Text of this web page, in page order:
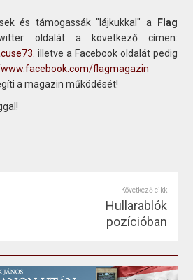
és támogassák "lájkukkal" a
Flag
oldalát a következő címen:
. illetve a Facebook oldalát pedig
flagmagazin
a magazin működését!
Következő cikk
Hullarablók
pozícióban